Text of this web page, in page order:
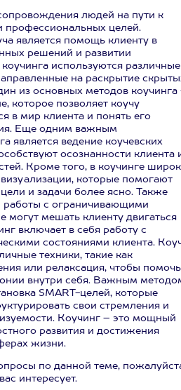
людей на пути к
целей.
является помощь клиенту в
решений и развитии
используются различные
на раскрытие
из основных методов коучинга
которое позволяет коучу
в мир клиента и понять его
Еще одним важным
является ведение коучевских
осознанности клиента
Кроме того, в коучинге
которые помогают
и задачи более ясно. Также
работы с ограничивающими
могут мешать клиенту двигаться
включает в себя работу с
состояниями клиента.
техники, такие как
или релаксация, чтобы помочь
внутри себя. Важным
SMART-целей, которые
свои стремления и
Коучинг – это мощный
развития и достижения
жизни.
по данной теме,
интересует.